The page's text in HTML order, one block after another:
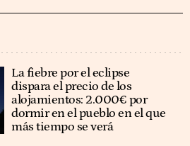
La fiebre por el eclipse
dispara el precio de los
alojamientos: 2.000€ por
dormir en el pueblo en el que
más tiempo se verá